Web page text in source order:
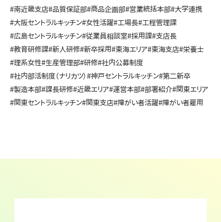
#南近畿支店#品質保証部#商品企画部#営業統括本部#大学連携
#大阪セントラルキッチン#女性活躍#工場長#工程管理課
#広島セントラルキッチン#従業員相談室#採用課#支店長
#教育研修課#新人研修#新卒採用#東海エリア#東海支店#栄養士
#理系女性#生産管理部#研修#社内公募制度
#社内部活制度（ナリカツ） #神戸セントラルキッチン#第二新卒
#製造本部#課長研修#近畿エリア#運営本部#部署紹介#関東エリア
#関東セントラルキッチン#関東支店#障がい者活躍#障がい者雇用